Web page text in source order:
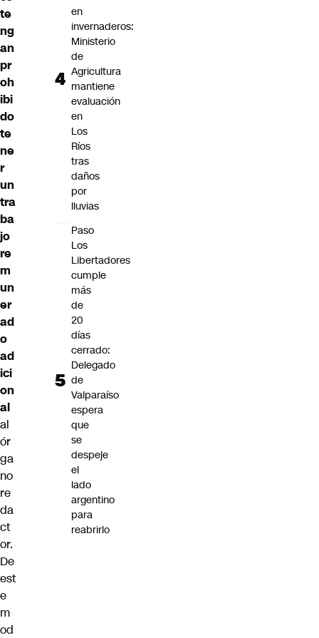
te
ng
an
pr
oh
ibi
do
te
ne
r
un
tra
ba
jo
re
m
un
er
ad
o
ad
ici
on
al
al
ór
ga
no
re
da
ct
or.
De
est
e
m
od
en
invernaderos:
Ministerio
de
Agricultura
mantiene
evaluación
en
Los
Ríos
tras
daños
por
lluvias
Paso
Los
Libertadores
cumple
más
de
20
días
cerrado:
Delegado
de
Valparaíso
espera
que
se
despeje
el
lado
argentino
para
reabrirlo